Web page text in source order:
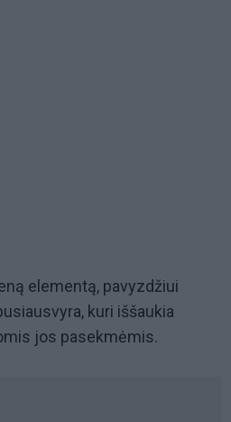
elementą, pavyzdžiui
kuri iššaukia
jos pasekmėmis.